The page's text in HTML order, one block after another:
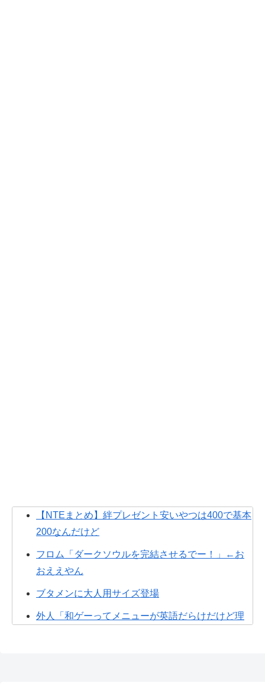
【NTEまとめ】絆プレゼント安いやつは400で基本
200なんだけど
フロム「ダークソウルを完結させるでー！」←お
おええやん
ブタメンに大人用サイズ登場
外人「和ゲーってメニューが英語だらけだけど理